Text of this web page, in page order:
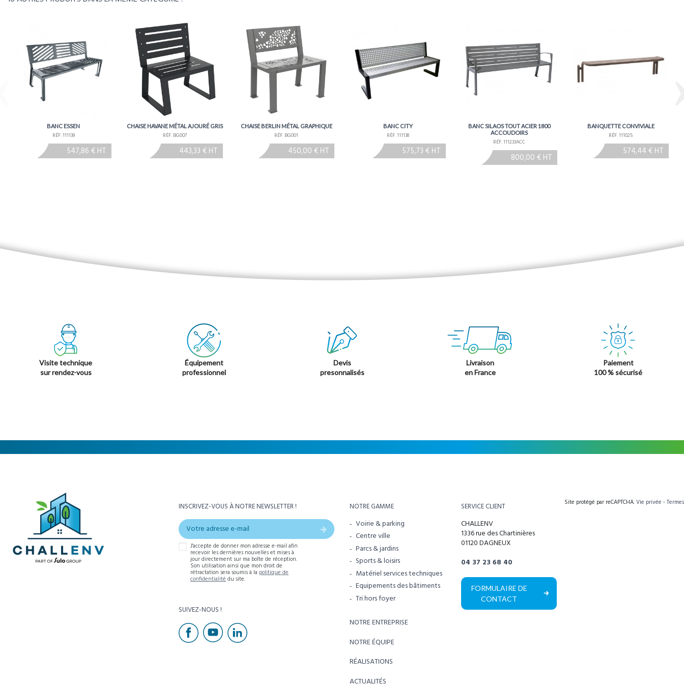
BANC ESSEN
RÉF. 111139
547,86 € HT
CHAISE HAVANE MÉTAL AJOURÉ GRIS
RÉF. BG007
443,33 € HT
CHAISE BERLIN MÉTAL GRAPHIQUE
RÉF. BG001
450,00 € HT
BANC CITY
RÉF. 111138
575,73 € HT
BANC SILAOS TOUT ACIER 1800
ACCOUDOIRS
RÉF. 111233ACC
800,00 € HT
BANQUETTE CONVIVIALE
RÉF. 111025
574,44 € HT
Visite technique
sur rendez-vous
Équipement
professionnel
Devis
presonnalisés
Livraison
en France
Paiement
100 % sécurisé
INSCRIVEZ-VOUS À NOTRE NEWSLETTER !
J'accepte de donner mon adresse e-mail afin
recevoir les dernières nouvelles et mises à
jour directement sur ma boîte de réception.
Son utilisation ainsi que mon droit de
rétractation sera soumis à la politique de
confidentialité du site.
SUIVEZ-NOUS !
NOTRE GAMME
Voirie & parking
Centre ville
Parcs & jardins
Sports & loisirs
Matériel services techniques
Equipements des bâtiments
Tri hors foyer
NOTRE ENTREPRISE
NOTRE ÉQUIPE
RÉALISATIONS
ACTUALITÉS
SERVICE CLIENT
CHALLENV
1336 rue des Chartinières
01120 DAGNEUX
04 37 23 68 40
FORMULAIRE DE
CONTACT
Site protégé par reCAPTCHA. Vie privée - Termes